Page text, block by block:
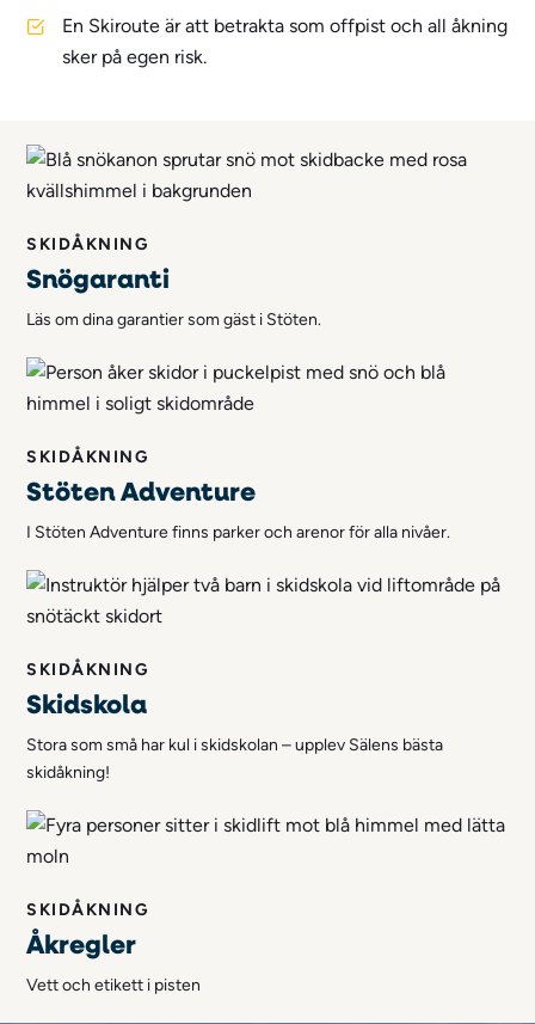
En Skiroute är att betrakta som offpist och all åkning
sker på egen risk.
SKIDÅKNING
Snögaranti
Läs om dina garantier som gäst i Stöten.
SKIDÅKNING
Stöten Adventure
I Stöten Adventure finns parker och arenor för alla nivåer.
SKIDÅKNING
Skidskola
Stora som små har kul i skidskolan – upplev Sälens bästa
skidåkning!
SKIDÅKNING
Åkregler
Vett och etikett i pisten